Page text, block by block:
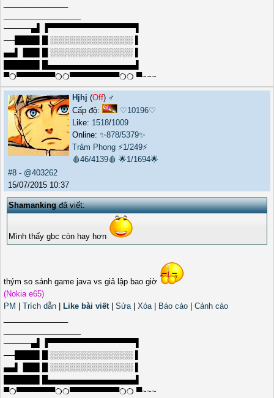
─────▄▌▐▀▀▀▀▀▀▀▀▀▀▀▀▀▀▀▀▌
──████▌█ ░░░░░░░░░░░░░░░ ▌
▄▄▌▐██▌█ ░░░░░░░░░░░░░░░ ▌
██████▌█▄▄▄▄▄▄▄▄▄▄▄▄▄▄▄▄▌
▀❍▀▀▀▀▀▀▀❍❍▀▀▀▀▀▀▀▀▀❍❍ ▀~~~
Hjhj (Off) ♂️
Cấp độ:
♡10196♡
Like: 1518/1009
Online: ✨878/5379✨
Trảm Phong ⚡1/249⚡
🩸46/4139🩸 🌟1/1694🌟
#8 - @403262
15/07/2015 10:37
Shamankingđã viết:
Mình thấy gbc còn hay hơn
thým so sánh game java vs giả lập bao giờ
(Nokia e65)
PM
Trích dẫn Like bài viết| Sửa| Xóa| Báo cáo
Cảnh cáo
─────▄▌▐▀▀▀▀▀▀▀▀▀▀▀▀▀▀▀▀▌
──████▌█ ░░░░░░░░░░░░░░░ ▌
▄▄▌▐██▌█ ░░░░░░░░░░░░░░░ ▌
██████▌█▄▄▄▄▄▄▄▄▄▄▄▄▄▄▄▄▌
▀❍▀▀▀▀▀▀▀❍❍▀▀▀▀▀▀▀▀▀❍❍ ▀~~~